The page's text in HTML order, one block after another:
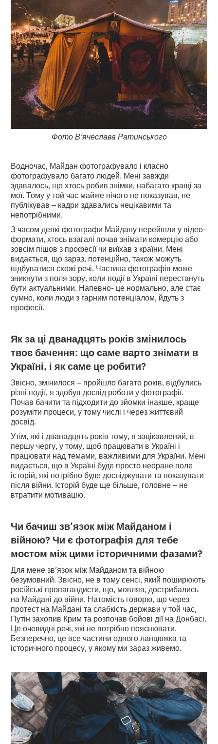
Фото В’ячеслава Ратинського
Водночас, Майдан фотографувало і класно
фотографувало багато людей. Мені завжди
здавалось, що хтось робив знімки, набагато кращі за
мої. Тому у той час майже нічого не показував, не
публікував – кадри здавались нецікавими та
непотрібними.
З часом деякі фотографи Майдану перейшли у відео-
формати, хтось взагалі почав знімати комерцію або
зовсім пішов з професії чи виїхав з країни. Мені
видається, що зараз, потенційно, також можуть
відбуватися схожі речі. Частина фотографів може
зникнути з поля зору, коли події в Україні перестануть
бути актуальними. Напевно- це нормально, але стає
сумно, коли люди з гарним потенціалом, йдуть з
професії.
Як за ці дванадцять років змінилось
твоє бачення: що саме варто знімати в
Україні, і як саме це робити?
Звісно, змінилося – пройшло багато років, відбулись
різні події, я здобув досвід роботи у фотографії.
Почав бачити та підходити до зйомки інакше, краще
розуміти процеси, у тому числі і через життєвий
досвід.
Утім, які і дванадцять років тому, я зацікавлений, в
першу чергу, у тому, щоб працювати в Україні і
працювати над темами, важливими для України. Мені
видається, що в Україні буде просто неоране поле
історій, які потрібно буде досліджувати та показувати
після війни. Історій буде ще більше, головне – не
втратити мотивацію.
Чи бачиш зв’язок між Майданом і
війною? Чи є фотографія для тебе
мостом між цими історичними фазами?
Для мене зв’язок між Майданом та війною
безумовний. Звісно, не в тому сенсі, який поширюють
російські пропагандисти, що, мовляв, дострибались
на Майдані до війни. Натомість говорю, що через
протест на Майдані та слабкість держави у той час,
Путін захопив Крим та розпочав бойові дії на Донбасі.
Це очевидні речі, які не потрібно пояснювати.
Безперечно, це все частини одного ланцюжка та
історичного процесу, у якому ми зараз живемо.